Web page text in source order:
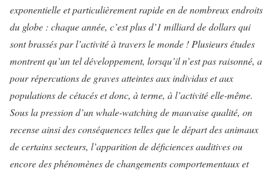
exponentielle et particulièrement rapide en de nombreux endroits
du globe : chaque année, c’est plus d’1 milliard de dollars qui
sont brassés par l’activité à travers le monde ! Plusieurs études
montrent qu’un tel développement, lorsqu’il n’est pas raisonné, a
pour répercutions de graves atteintes aux individus et aux
populations de cétacés et donc, à terme, à l’activité elle-même.
Sous la pression d’un whale-watching de mauvaise qualité, on
recense ainsi des conséquences telles que le départ des animaux
de certains secteurs, l’apparition de déficiences auditives ou
encore des phénomènes de changements comportementaux et